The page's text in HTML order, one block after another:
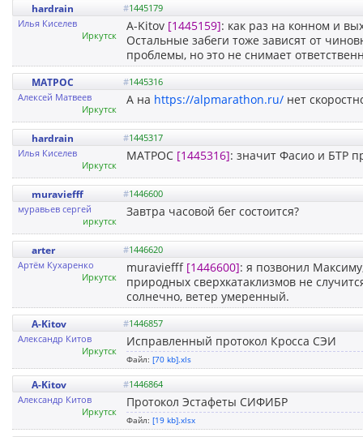
hardrain #1445179
Илья Киселев
Иркутск
A-Kitov [1445159]: как раз на конном и
Остальные забеги тоже зависят от
проблемы, но это не снимает
MATPOC #1445316
Алексей Матвеев
Иркутск
А на https://alpmarathon.ru/ нет
hardrain #1445317
Илья Киселев
Иркутск
MATPOC [1445316]: значит Фасио и БТР
muraviefff #1446600
муравьев сергей
иркутск
Завтра часовой бег состоится?
arter #1446620
Артём Кухаренко
Иркутск
muraviefff [1446600]: я позвонил
природных сверхкатаклизмов не
солнечно, ветер умеренный.
A-Kitov #1446857
Александр Китов
Иркутск
Исправленный протокол Кросса СЭИ
Файл: [70 kb].xls
A-Kitov #1446864
Александр Китов
Иркутск
Протокол Эстафеты СИФИБР
Файл: [19 kb].xlsx